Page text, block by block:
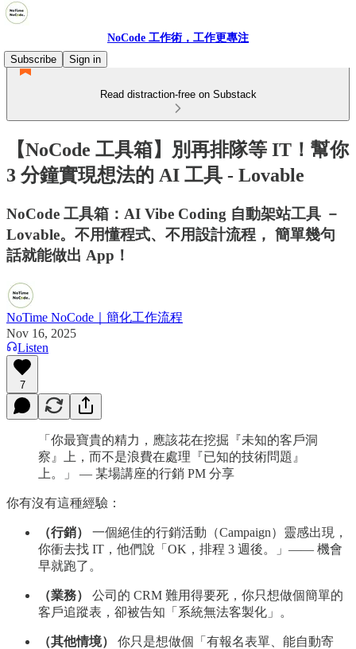
NoCode 工作術，工作更專注
Subscribe
Sign in
Read distraction-free on Substack
【NoCode 工具箱】別再排隊等 IT！幫你
3 分鐘實現想法的 AI 工具 - Lovable
NoCode 工具箱：AI Vibe Coding 自動架站工具 －
Lovable。不用懂程式、不用設計流程， 簡單幾句
話就能做出 App！
NoTime NoCode｜簡化工作流程
Nov 16, 2025
Listen
7
「你最寶貴的精力，應該花在挖掘『未知的客戶洞
察』上，而不是浪費在處理『已知的技術問題』
上。」 — 某場講座的行銷 PM 分享
你有沒有這種經驗：
（行銷）
一個絕佳的行銷活動（Campaign）靈感出現，
你衝去找 IT，他們說「OK，排程 3 週後。」—— 機會
早就跑了。
（業務）
公司的 CRM 難用得要死，你只想做個簡單的
客戶追蹤表，卻被告知「系統無法客製化」。
（其他情境）
你只是想做個「有報名表單、能自動寄